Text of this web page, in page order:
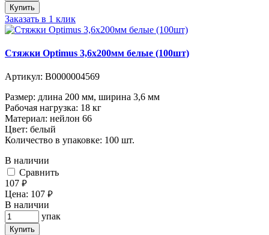
Купить
Заказать в 1 клик
Стяжки Optimus 3,6x200мм белые (100шт)
Артикул: В0000004569
Размер: длина 200 мм, ширина 3,6 мм
Рабочая нагрузка: 18 кг
Материал: нейлон 66
Цвет: белый
Количество в упаковке: 100 шт.
В наличии
Cравнить
107 руб.
Цена: 107 руб.
В наличии
упак
Купить